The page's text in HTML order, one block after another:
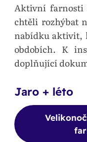
Aktivní farnosti
chtěli rozhýbat
nabídku aktivit,
obdobích. K
doplňující
Jaro + léto